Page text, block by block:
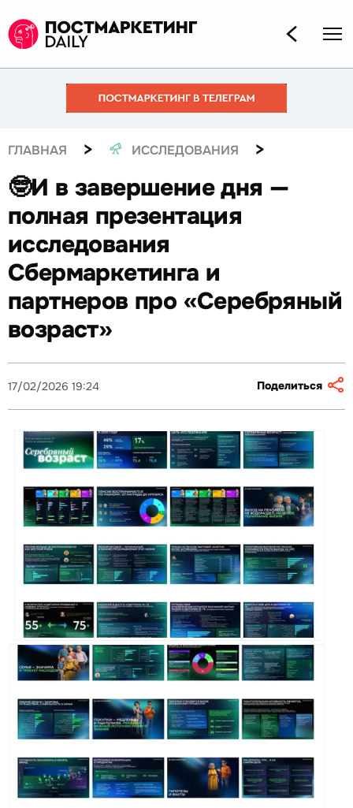
ГЛАВНАЯ > ИССЛЕДОВАНИЯ >
🤓И в завершение дня —
полная презентация
исследования
Сбермаркетинга и
партнеров про «Серебряный
возраст»
17/02/2026 19:24 Поделиться